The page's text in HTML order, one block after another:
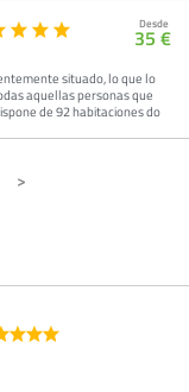
situado, lo que lo
aquellas personas que
de 92 habitaciones do
Desde
35 €